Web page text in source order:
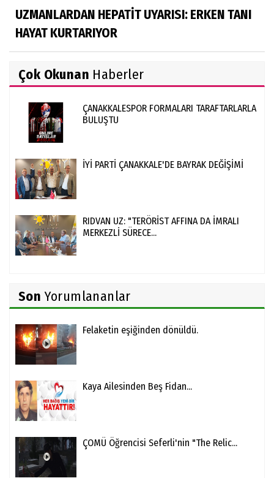
UZMANLARDAN HEPATİT UYARISI: ERKEN TANI
HAYAT KURTARIYOR
Çok Okunan Haberler
ÇANAKKALESPOR FORMALARI TARAFTARLARLA
BULUŞTU
İYİ PARTİ ÇANAKKALE'DE BAYRAK DEĞİŞİMİ
RIDVAN UZ: "TERÖRİST AFFINA DA İMRALI
MERKEZLİ SÜRECE...
Son Yorumlananlar
Felaketin eşiğinden dönüldü.
Kaya Ailesinden Beş Fidan...
ÇOMÜ Öğrencisi Seferli'nin "The Relic...